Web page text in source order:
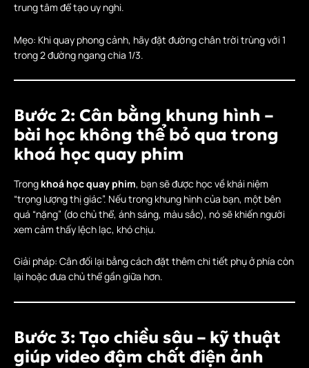
trung tâm để tạo uy nghi.
Mẹo: Khi quay phong cảnh, hãy đặt đường chân trời trùng với 1
trong 2 đường ngang chia 1/3.
Bước 2: Cân bằng khung hình –
bài học không thể bỏ qua trong
khoá học quay phim
Trong khoá học quay phim, bạn sẽ được học về khái niệm
“trọng lượng thị giác”. Nếu trong khung hình của bạn, một bên
quá “nặng” (do chủ thể, ánh sáng, màu sắc), nó sẽ khiến người
xem cảm thấy lệch lạc, khó chịu.
Giải pháp: Cân đối lại bằng cách đặt thêm chi tiết phụ ở phía còn
lại hoặc đưa chủ thể gần giữa hơn.
Bước 3: Tạo chiều sâu – kỹ thuật
giúp video đậm chất điện ảnh